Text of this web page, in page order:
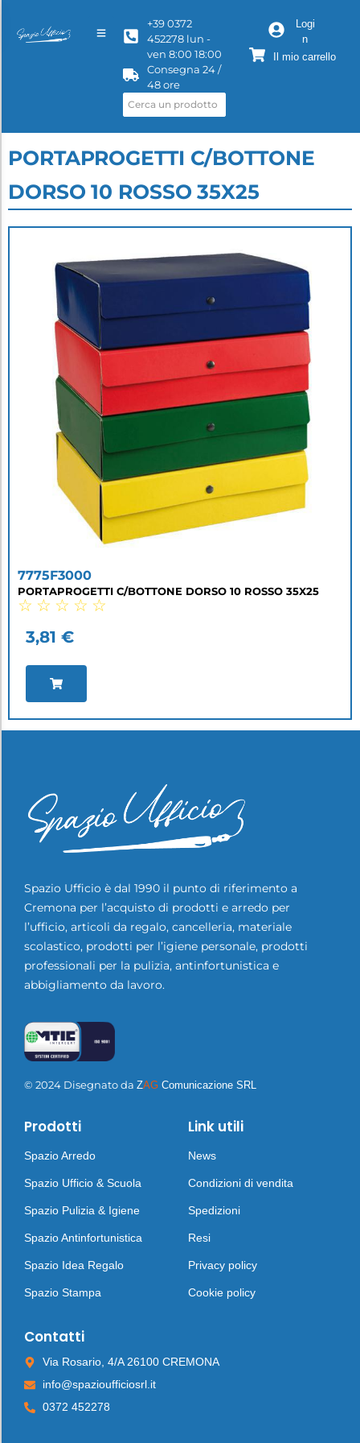
+39 0372
452278 lun -
ven 8:00 18:00
Consegna 24 /
48 ore
Logi
n
Il mio carrello
PORTAPROGETTI C/BOTTONE
DORSO 10 ROSSO 35X25
7775F3000
PORTAPROGETTI C/BOTTONE DORSO 10 ROSSO 35X25
☆ ☆ ☆ ☆ ☆
3,81 €
Spazio Ufficio è dal 1990 il punto di riferimento a
Cremona per l’acquisto di prodotti e arredo per
l’ufficio, articoli da regalo, cancelleria, materiale
scolastico, prodotti per l’igiene personale, prodotti
professionali per la pulizia, antinfortunistica e
abbigliamento da lavoro.
© 2024 Disegnato da ZAG Comunicazione SRL
Prodotti
Spazio Arredo
Spazio Ufficio & Scuola
Spazio Pulizia & Igiene
Spazio Antinfortunistica
Spazio Idea Regalo
Spazio Stampa
Link utili
News
Condizioni di vendita
Spedizioni
Resi
Privacy policy
Cookie policy
Contatti
Via Rosario, 4/A 26100 CREMONA
info@spazioufficiosrl.it
0372 452278